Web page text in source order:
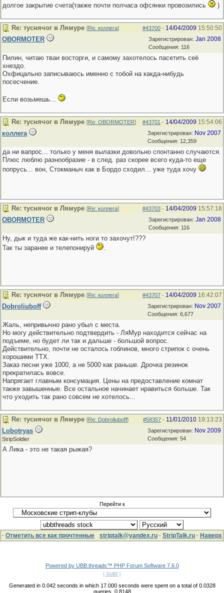
долгое закрытие счета(также почти полчаса офсянки провозились
)
#43700 - 14/04/2009 15:50:50
Re: туснячог в Лямуре [Re: коллега]
Зарегистрирован: Jan 2008
Сообщения: 116
OBORMOTER
Пилин, читаю тваи восторги, и самому захотелось пасетить сеё
хнездо.
Охфицально записываюсь именно с тобой на какда-нибудь
посесчение.
Если возьмешь...
#43701 - 14/04/2009 15:54:06
Re: туснячог в Лямуре [Re: OBORMOTER]
Зарегистрирован: Nov 2007
Сообщения: 12,359
коллега
да ни вапрос... только у меня вылазки довольно спонтанно случаются.
Плюс люблю разнообразие - в след. раз скорее всего куда-то еще
попрусь... вон, Стокманыч как в Бордо сходил... уже туда хочу
#43703 - 14/04/2009 15:57:18
Re: туснячог в Лямуре [Re: коллега]
Зарегистрирован: Jan 2008
Сообщения: 116
OBORMOTER
Ну, дык и туда же как-нить ноги то захочут!???
Так ты заранее и телепонируй
.
#43707 - 14/04/2009 16:42:07
Re: туснячог в Лямуре [Re: коллега]
Зарегистрирован: Nov 2007
Сообщения: 6,677
Dobroliuboff
Жаль, непривычно рано убыл с места.
Но могу действительно подтвердить - ЛяМур находится сейчас на
подъеме, но будет ли так и дальше - большой вопрос.
Действительно, почти не осталось гоблинов, много стрипок с очень
хорошими ТТХ.
Заказ песни уже 1000, а не 5000 как раньше. Дрочка резинок
прекратилась вовсе.
Напрягает главным консумация. Цены на предоставление комнат
также завышенные. Все остальное начинает нравиться больше. Так
что уходить так рано совсем не хотелось...
#58357 - 11/01/2010 19:13:23
Re: туснячог в Лямуре [Re: Dobroliuboff]
Зарегистрирован: Nov 2009
Сообщения: 54
Lobotryas
StripSoldier
А Лика - это не такая рыжая?
Перейти к
· Отметить все как прочтенные striptalk@yandex.ru · StripTalk.ru · Наверх
Powered by UBB.threads™ PHP Forum Software 7.6.0
( build )
Generated in 0.042 seconds in which 17.000 seconds were spent on a total of 0.0328
queries. 0.8148